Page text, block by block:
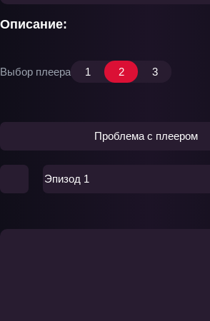
Описание:
Выбор плеера 1 2 3
Проблема с плеером
Эпизод 1